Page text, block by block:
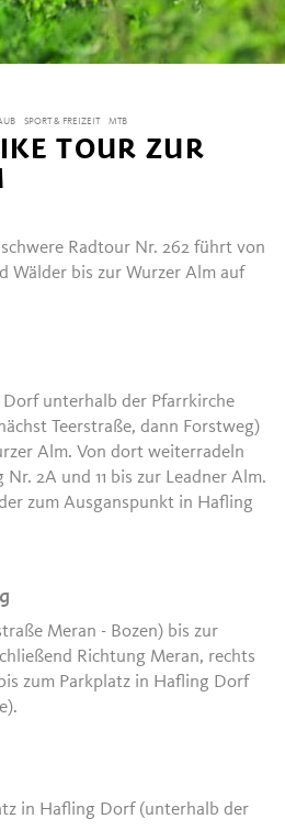
SPORT & FREIZEIT MTB
TOUR ZUR
Radtour Nr. 262 führt von
Wälder bis zur Wurzer Alm auf
unterhalb der Pfarrkirche
Teerstraße, dann Forstweg)
Alm. Von dort weiterradeln
2A und 11 bis zur Leadner Alm.
zum Ausganspunkt in Hafling
Meran - Bozen) bis zur
Richtung Meran, rechts
zum Parkplatz in Hafling Dorf
in Hafling Dorf (unterhalb der